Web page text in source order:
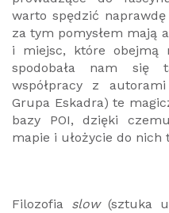
warto spędzić naprawdę
za tym pomysłem mają
i miejsc, które obejmą
spodobała nam
współpracy z
Grupa Eskadra) te
bazy POI, dzięki
mapie i ułożycie do nich
Filozofia slow(sztuka